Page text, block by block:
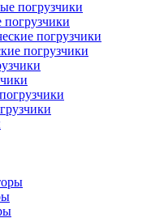
погрузчики